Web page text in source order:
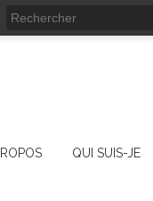
QUI SUIS-JE